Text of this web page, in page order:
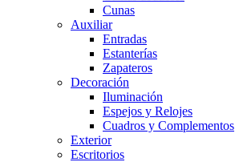
Cunas
Auxiliar
Entradas
Estanterías
Zapateros
Decoración
Iluminación
Espejos y Relojes
Cuadros y Complementos
Exterior
Escritorios